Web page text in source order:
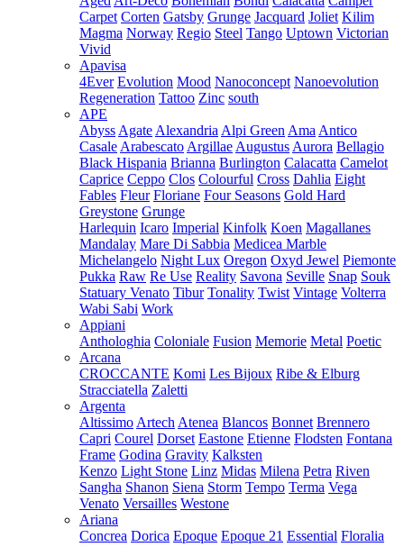
Carpet Corten Gatsby Grunge Jacquard Joliet Kilim
Magma Norway Regio Steel Tango Uptown Victorian
Vivid
Apavisa
4Ever Evolution Mood Nanoconcept Nanoevolution
Regeneration Tattoo Zinc south
APE
Abyss Agate Alexandria Alpi Green Ama Antico
Casale Arabescato Argillae Augustus Aurora Bellagio
Black Hispania Brianna Burlington Calacatta Camelot
Caprice Ceppo Clos Colourful Cross Dahlia Eight
Fables Fleur Floriane Four Seasons Gold Hard
Greystone Grunge
Harlequin Icaro Imperial Kinfolk Koen Magallanes
Mandalay Mare Di Sabbia Medicea Marble
Michelangelo Night Lux Oregon Oxyd Jewel Piemonte
Pukka Raw Re Use Reality Savona Seville Snap Souk
Statuary Venato Tibur Tonality Twist Vintage Volterra
Wabi Sabi Work
Appiani
Anthologhia Coloniale Fusion Memorie Metal Poetic
Arcana
CROCCANTE Komi Les Bijoux Ribe & Elburg
Stracciatella Zaletti
Argenta
Altissimo Artech Atenea Blancos Bonnet Brennero
Capri Courel Dorset Eastone Etienne Flodsten Fontana
Frame Godina Gravity Kalksten
Kenzo Light Stone Linz Midas Milena Petra Riven
Sangha Shanon Siena Storm Tempo Terma Vega
Venato Versailles Westone
Ariana
Concrea Dorica Epoque Epoque 21 Essential Floralia